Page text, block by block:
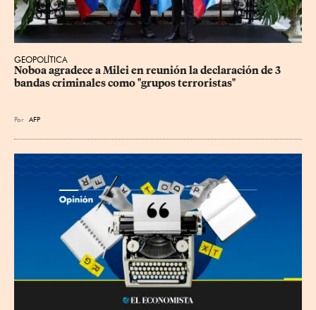
GEOPOLÍTICA
Noboa agradece a Milei en reunión la declaración de 3
bandas criminales como "grupos terroristas"
Por AFP